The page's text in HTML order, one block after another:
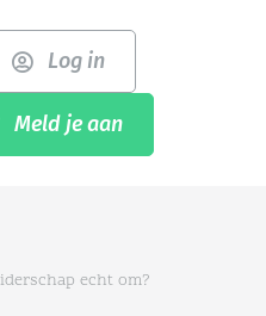
Log in
Meld je aan
echt om?